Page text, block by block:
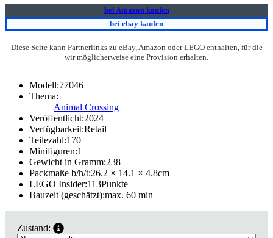
bei Amazon kaufen
bei ebay kaufen
Diese Seite kann Partnerlinks zu eBay, Amazon oder LEGO enthalten, für die
wir möglicherweise eine Provision erhalten.
Modell:77046
Thema:
Animal Crossing
Veröffentlicht:2024
Verfügbarkeit:Retail
Teilezahl:170
Minifiguren:1
Gewicht in Gramm:238
Packmaße b/h/t:26.2 × 14.1 × 4.8cm
LEGO Insider:113Punkte
Bauzeit (geschätzt):max. 60 min
Zustand: